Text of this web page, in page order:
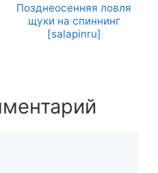
Позднеосенняя ловля
щуки на спиннинг
[salapinru]